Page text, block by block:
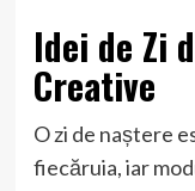
Idei de Zi
Creative
O zi de naștere
fiecăruia, iar